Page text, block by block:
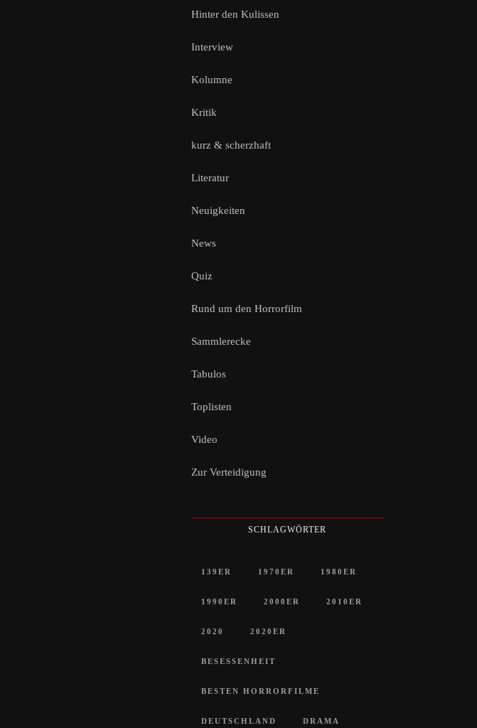
Hinter den Kulissen
Interview
Kolumne
Kritik
kurz & scherzhaft
Literatur
Neuigkeiten
News
Quiz
Rund um den Horrorfilm
Sammlerecke
Tabulos
Toplisten
Video
Zur Verteidigung
SCHLAGWÖRTER
139ER 1970ER 1980ER
1990ER 2000ER 2010ER
2020 2020ER
BESESSENHEIT
BESTEN HORRORFILME
DEUTSCHLAND DRAMA